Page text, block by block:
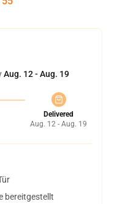
Aug. 12 - Aug. 19
Delivered
Aug. 12 - Aug. 19
bereitgestellt